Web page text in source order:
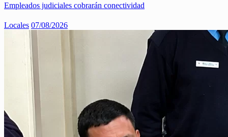
Empleados judiciales cobrarán conectividad
Locales 07/08/2026